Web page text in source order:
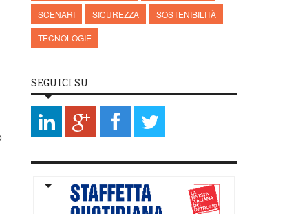
SCENARI
SICUREZZA
SOSTENIBILITÀ
TECNOLOGIE
SEGUICI SU